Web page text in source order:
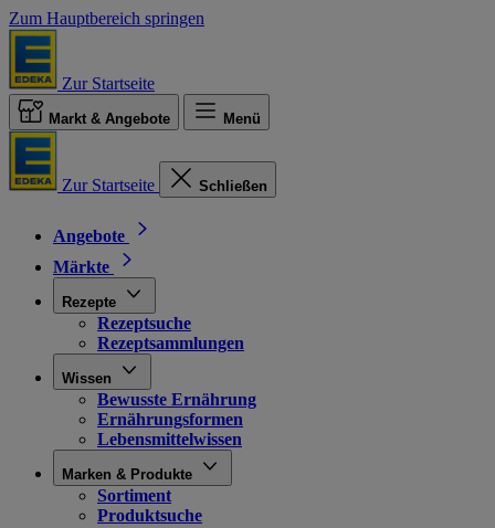
Zum Hauptbereich springen
Zur Startseite
Markt & Angebote Menü
Zur Startseite Schließen
Angebote
Märkte
Rezepte
Rezeptsuche
Rezeptsammlungen
Wissen
Bewusste Ernährung
Ernährungsformen
Lebensmittelwissen
Marken & Produkte
Sortiment
Produktsuche